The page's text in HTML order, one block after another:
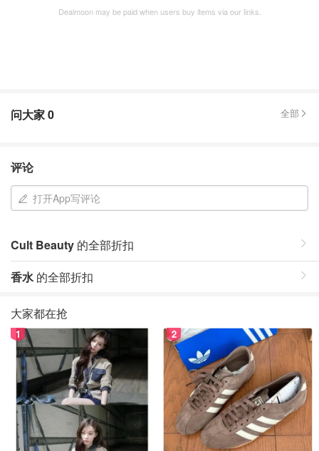
Dealmoon may be paid when users buy items via our links.
问大家0 全部
评论
打开App写评论
Cult Beauty 的全部折扣
香水 的全部折扣
大家都在抢
1 2